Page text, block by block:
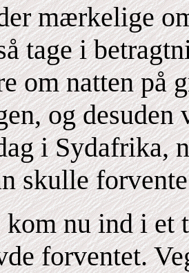
mærkelige
tage i
om natten på
og desuden
i Sydafrika,
skulle
kom nu ind i et
forventet.